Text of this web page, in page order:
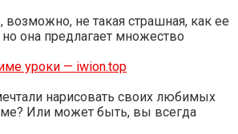
возможно, не такая страшная, как ее
она предлагает множество
уроки — iwion.top
нарисовать своих любимых
Или может быть, вы всегда